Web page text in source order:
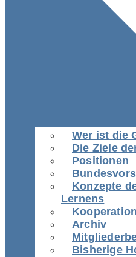
Wer ist die
Die Ziele
Positionen
Konzepte
Lernens
Archiv
Bisherige